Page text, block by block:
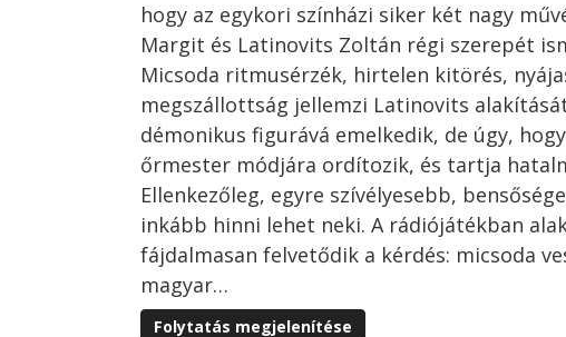
hogy az egykori színházi siker két nagy
Margit és Latinovits Zoltán régi szerepét
Micsoda ritmusérzék, hirtelen kitörés,
megszállottság jellemzi Latinovits
démonikus figurává emelkedik, de úgy, hogy
őrmester módjára ordítozik, és tartja
Ellenkezőleg, egyre szívélyesebb,
inkább hinni lehet neki. A rádiójátékban
fájdalmasan felvetődik a kérdés: micsoda
magyar…
Folytatás megjelenítése